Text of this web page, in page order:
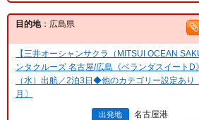
目的地：広島県
【三井オーシャンサクラ（MITSUI OCEAN
ンタクルーズ 名古屋/広島《ベランダスイート
（水）出航／2泊3日◆他のカテゴリー設定あ
月〕
出発地 名古屋港